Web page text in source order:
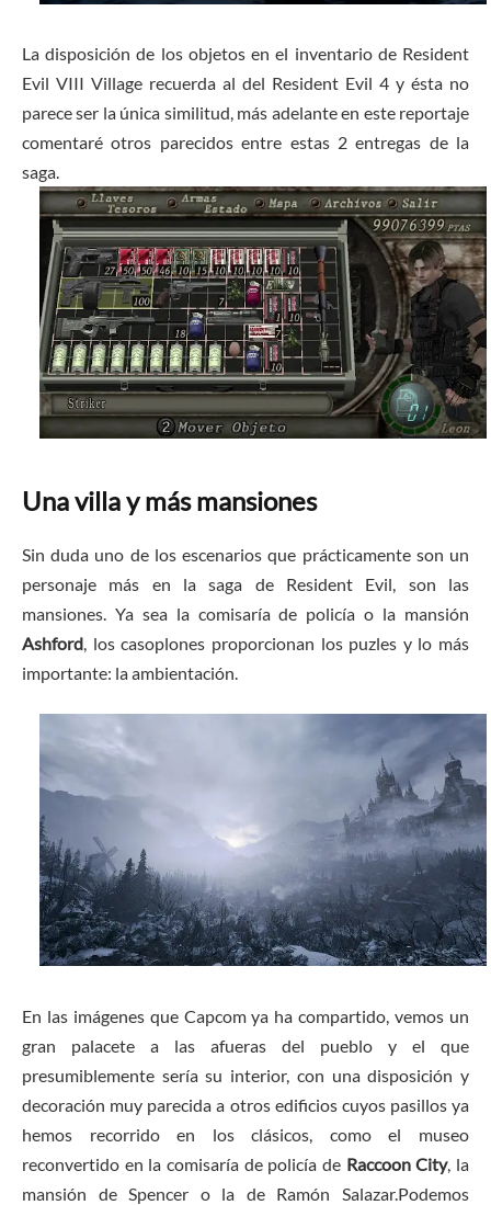
La disposición de los objetos en el inventario de Resident
Evil VIII Village recuerda al del Resident Evil 4 y ésta no
parece ser la única similitud, más adelante en este reportaje
comentaré otros parecidos entre estas 2 entregas de la
saga.
Una villa y más mansiones
Sin duda uno de los escenarios que prácticamente son un
personaje más en la saga de Resident Evil, son las
mansiones. Ya sea la comisaría de policía o la mansión
Ashford, los casoplones proporcionan los puzles y lo más
importante: la ambientación.
En las imágenes que Capcom ya ha compartido, vemos un
gran palacete a las afueras del pueblo y el que
presumiblemente sería su interior, con una disposición y
decoración muy parecida a otros edificios cuyos pasillos ya
hemos recorrido en los clásicos, como el museo
reconvertido en la comisaría de policía de Raccoon City, la
mansión de Spencer o la de Ramón Salazar.Podemos